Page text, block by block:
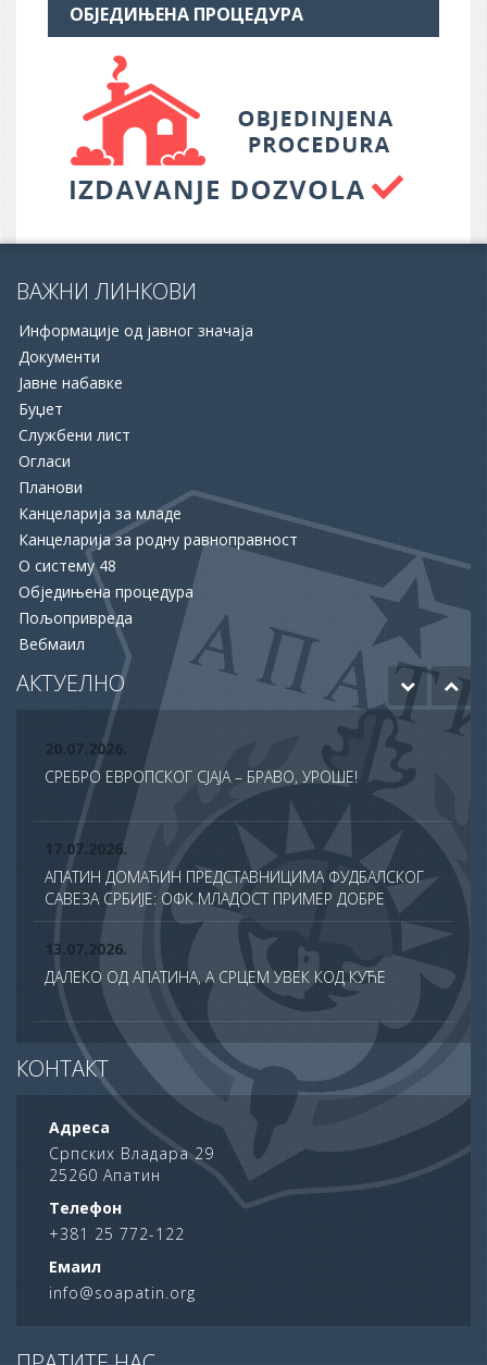
ОБЈЕДИЊЕНА ПРОЦЕДУРА
ВАЖНИ ЛИНКОВИ
Информације од јавног значаја
Документи
Јавне набавке
Буџет
Службени лист
Огласи
Планови
Канцеларија за младе
Канцеларија за родну равноправност
О систему 48
Обједињена процедура
Пољопривреда
Вебмаил
АКТУЕЛНО
ПОЗИВА ЗА ПОДРШКУ ЗАПОШЉАВАЊУ
15.06.2026.
ХУМАНОСТ КОЈА СПАШАВА ЖИВОТЕ: УПРИЛИЧЕН
ПРИЈЕМ ЗА ДОБРОВОЉНЕ ДАВАОЦЕ КРВИ
12.06.2026.
ОДОБРЕНО ЈОШ 20 МИЛИОНА ДИНАРА ЗА НАСТАВАК
РАДОВА НА БУДУЋЕМ МУЗЕЈУ АПАТИНА
20.07.2026.
СРЕБРО ЕВРОПСКОГ СЈАЈА – БРАВО, УРОШЕ!
17.07.2026.
АПАТИН ДОМАЋИН ПРЕДСТАВНИЦИМА ФУДБАЛСКОГ
САВЕЗА СРБИЈЕ: ОФК МЛАДОСТ ПРИМЕР ДОБРЕ
ПРАКСЕ У ТДС ПРОГРАМУ
13.07.2026.
ДАЛЕКО ОД АПАТИНА, А СРЦЕМ УВЕК КОД КУЋЕ
13.07.2026.
СВЕЧАНО ОБЕЛЕЖЕНА ХРАМОВНА СЛАВА ХРАМА
САБОРА СВЕТИХ АПОСТОЛА У АПАТИНУ
10.07.2026.
ПОНОС АПАТИНА: НА ДАН НАУКЕ НАГРАЂЕНИ
НАЈУСПЕШНИЈИ УЧЕНИЦИ ОПШТИНЕ
62. АПАТИНСКЕ РИБАРСКЕ ВЕЧЕРИ ОПРАВДАЛЕ
РЕПУТАЦИЈУ ЈЕДНЕ ОД НАЈЛЕПШИХ ЛЕТЊИХ
30.06.2026.
КОНТАКТ
Адреса
Српских Владара 29
25260 Апатин
Телефон
+381 25 772-122
Емаил
info@soapatin.org